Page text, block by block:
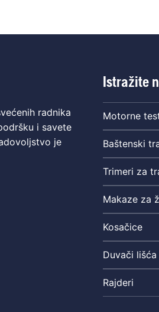
radnika
i savete
je
Istražite
Motorne
Baštenski
Trimeri za
Makaze za
Kosačice
Duvači lišća
Rajderi